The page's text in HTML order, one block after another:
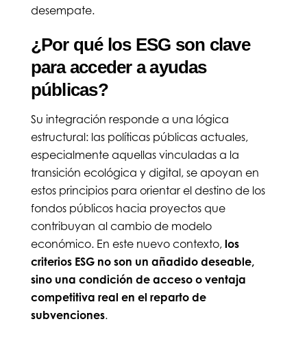
desempate.
¿Por qué los ESG son clave
para acceder a ayudas
públicas?
Su integración responde a una lógica
estructural: las políticas públicas actuales,
especialmente aquellas vinculadas a la
transición ecológica y digital, se apoyan en
estos principios para orientar el destino de los
fondos públicos hacia proyectos que
contribuyan al cambio de modelo
económico. En este nuevo contexto, los
criterios ESG no son un añadido deseable,
sino una condición de acceso o ventaja
competitiva real en el reparto de
subvenciones.